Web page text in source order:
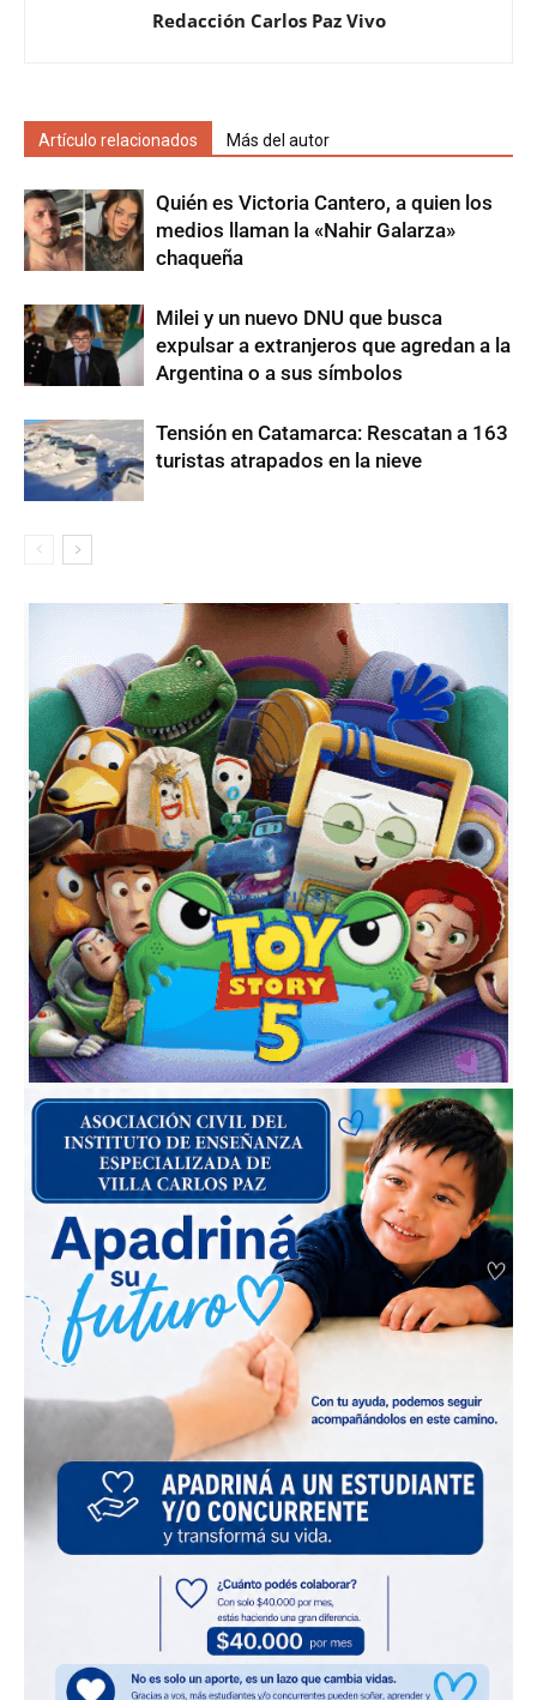
Redacción Carlos Paz Vivo
Artículo relacionados Más del autor
Quién es Victoria Cantero, a quien los
medios llaman la «Nahir Galarza»
chaqueña
Milei y un nuevo DNU que busca
expulsar a extranjeros que agredan a la
Argentina o a sus símbolos
Tensión en Catamarca: Rescatan a 163
turistas atrapados en la nieve